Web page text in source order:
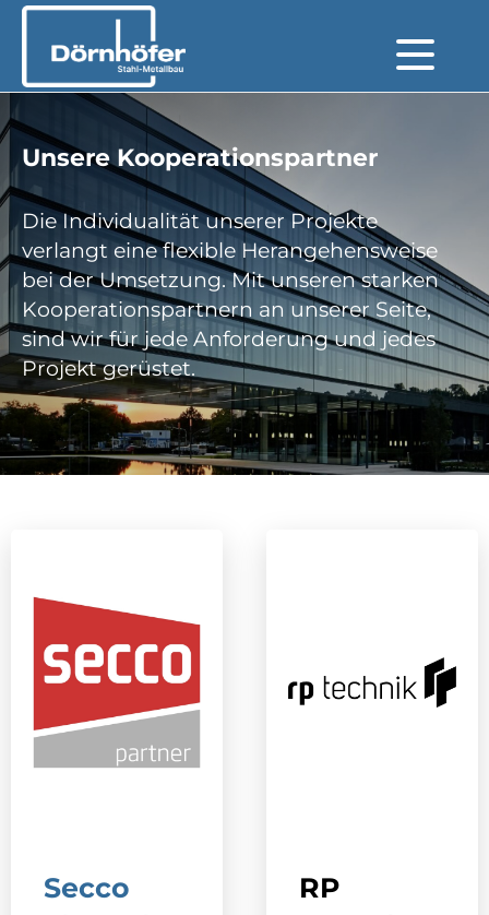
Unsere Kooperationspartner
Die Individualität unserer Projekte
verlangt eine flexible Herangehensweise
bei der Umsetzung. Mit unseren starken
Kooperationspartnern an unserer Seite,
sind wir für jede Anforderung und jedes
Projekt gerüstet.
Secco
RP